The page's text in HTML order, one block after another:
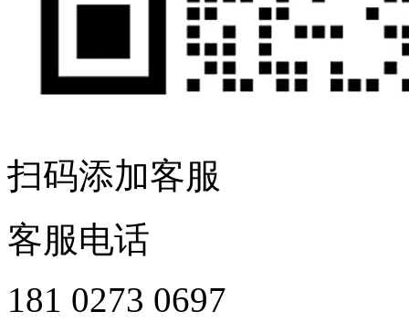
扫码添加客服
客服电话
181 0273 0697